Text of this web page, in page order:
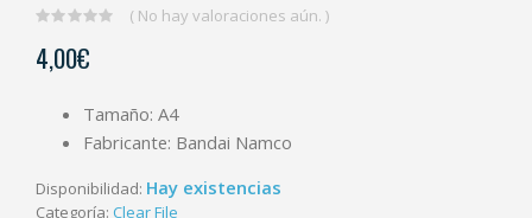
out
of
( No hay valoraciones aún. )
4,00€
Tamaño: A4
Fabricante: Bandai Namco
Disponibilidad: Hay existencias
Categoría: Clear File